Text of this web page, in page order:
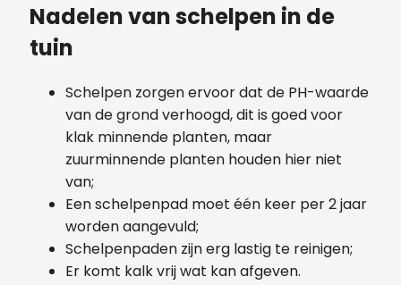
Nadelen van schelpen in de
tuin
Schelpen zorgen ervoor dat de PH-waarde
van de grond verhoogd, dit is goed voor
klak minnende planten, maar
zuurminnende planten houden hier niet
van;
Een schelpenpad moet één keer per 2 jaar
worden aangevuld;
Schelpenpaden zijn erg lastig te reinigen;
Er komt kalk vrij wat kan afgeven.